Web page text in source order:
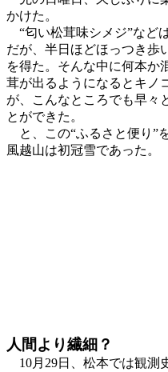
かけた。
“匂い松茸味シメジ”など
だが、半日ほどほっつき歩
を得た。そんな中に何本か
茸が出るようになるとキノ
が、こんなところでも早々
とができた。
と、この“ふるさと便り”
風越山は初冠雪であった。
人間より繊細？
10月29日、松本では観測